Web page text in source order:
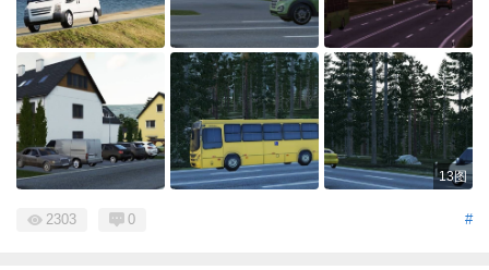
13图
#
2303 0